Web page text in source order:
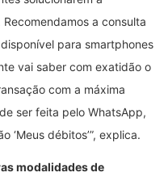
a consulta
para smartphones
vai saber com exatidão o
com a máxima
ser feita pelo WhatsApp,
débitos’”, explica.
modalidades de